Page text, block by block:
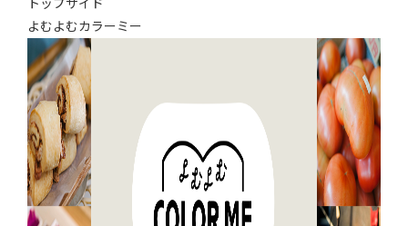
トップサイド
よむよむカラーミー